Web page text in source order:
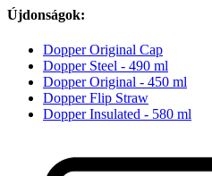
Újdonságok:
Dopper Original Cap
Dopper Steel - 490 ml
Dopper Original - 450 ml
Dopper Flip Straw
Dopper Insulated - 580 ml